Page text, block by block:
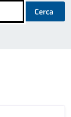
Cerca